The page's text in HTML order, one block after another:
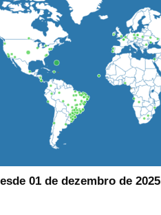
01 de dezembro de